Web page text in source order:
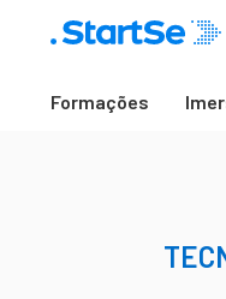
Formações